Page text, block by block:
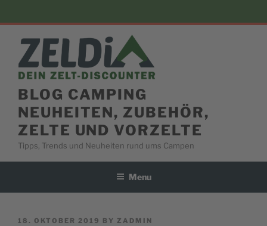
to
BLOG CAMPING
NEUHEITEN, ZUBEHÖR,
ZELTE UND VORZELTE
Tipps, Trends und Neuheiten rund ums Campen
Menu
POSTED
18. OKTOBER 2019 BY ZADMIN